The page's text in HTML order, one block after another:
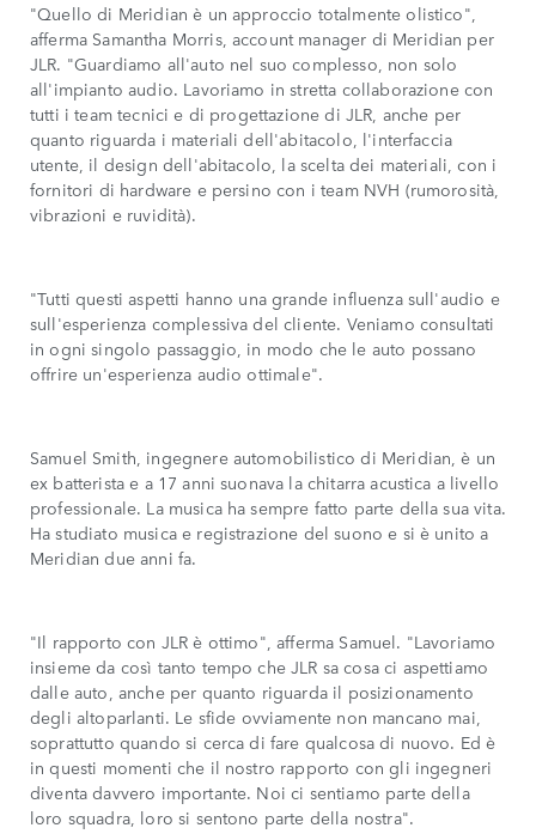
"Quello di Meridian è un approccio totalmente olistico",
afferma Samantha Morris, account manager di Meridian per
JLR. "Guardiamo all'auto nel suo complesso, non solo
all'impianto audio. Lavoriamo in stretta collaborazione con
tutti i team tecnici e di progettazione di JLR, anche per
quanto riguarda i materiali dell'abitacolo, l'interfaccia
utente, il design dell'abitacolo, la scelta dei materiali, con i
fornitori di hardware e persino con i team NVH (rumorosità,
vibrazioni e ruvidità).
"Tutti questi aspetti hanno una grande influenza sull'audio e
sull'esperienza complessiva del cliente. Veniamo consultati
in ogni singolo passaggio, in modo che le auto possano
offrire un'esperienza audio ottimale".
Samuel Smith, ingegnere automobilistico di Meridian, è un
ex batterista e a 17 anni suonava la chitarra acustica a livello
professionale. La musica ha sempre fatto parte della sua vita.
Ha studiato musica e registrazione del suono e si è unito a
Meridian due anni fa.
"Il rapporto con JLR è ottimo", afferma Samuel. "Lavoriamo
insieme da così tanto tempo che JLR sa cosa ci aspettiamo
dalle auto, anche per quanto riguarda il posizionamento
degli altoparlanti. Le sfide ovviamente non mancano mai,
soprattutto quando si cerca di fare qualcosa di nuovo. Ed è
in questi momenti che il nostro rapporto con gli ingegneri
diventa davvero importante. Noi ci sentiamo parte della
loro squadra, loro si sentono parte della nostra".